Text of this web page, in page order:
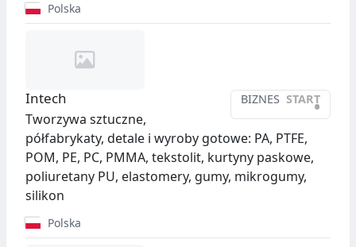
Polska
BIZNES START
•
Intech
Tworzywa sztuczne,
półfabrykaty, detale i wyroby gotowe: PA, PTFE,
POM, PE, PC, PMMA, tekstolit, kurtyny paskowe,
poliuretany PU, elastomery, gumy, mikrogumy,
silikon
Polska